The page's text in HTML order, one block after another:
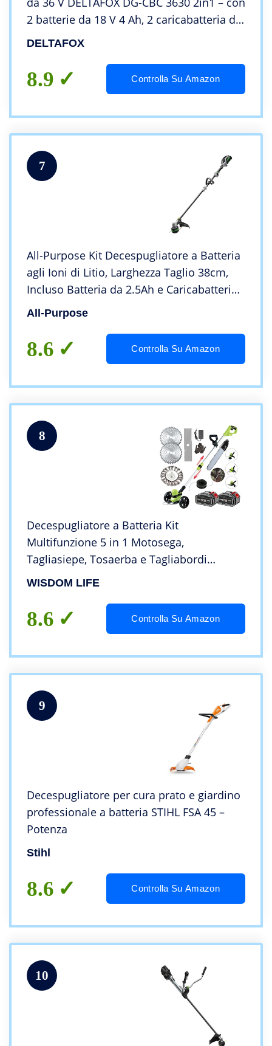
2 batterie da 18 V 4 Ah, 2 caricabatteria da
2 ore ciascuno, lama di acciaio 25 cm Ø,
DELTAFOX
8.9 Controlla Su Amazon
7
All-Purpose Kit Decespugliatore a Batteria
agli Ioni di Litio, Larghezza Taglio 38cm,
Incluso Batteria da 2.5Ah e Caricabatteria,
Rasaerba Ricaricabile DC rasaerba
All-Purpose
8.6 Controlla Su Amazon
8
Decespugliatore a Batteria Kit
Multifunzione 5 in 1 Motosega,
Tagliasiepe, Tosaerba e Tagliabordi
Elettrico Tagliaerba con Lame e 2 Batteria
Telescopico,green,c
WISDOM LIFE
8.6 Controlla Su Amazon
9
Decespugliatore per cura prato e giardino
professionale a batteria STIHL FSA 45 –
Potenza
Stihl
8.6 Controlla Su Amazon
10